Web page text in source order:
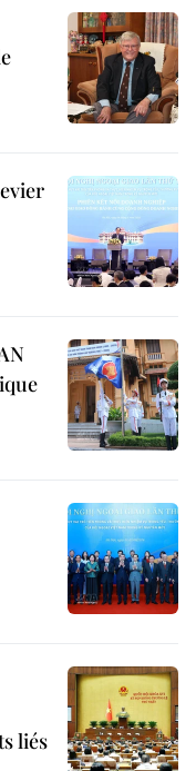
liés